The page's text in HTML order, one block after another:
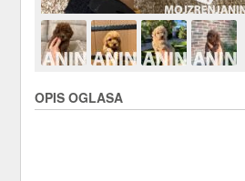
OPIS OGLASA